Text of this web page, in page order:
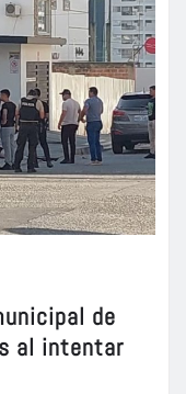
de
al intentar